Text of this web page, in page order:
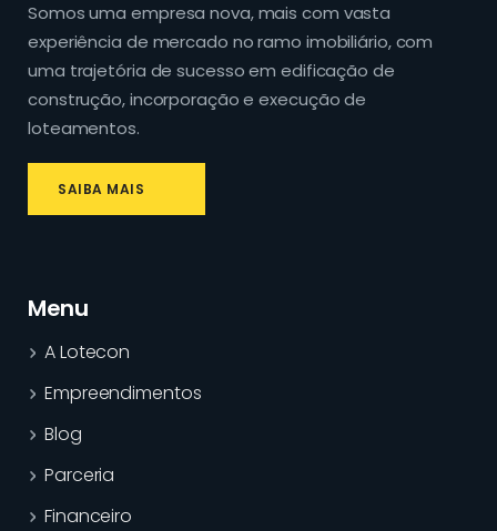
Somos uma empresa nova, mais com vasta
experiência de mercado no ramo imobiliário, com
uma trajetória de sucesso em edificação de
construção, incorporação e execução de
loteamentos.
SAIBA MAIS
Menu
A Lotecon
Empreendimentos
Blog
Parceria
Financeiro